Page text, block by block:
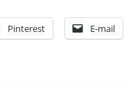
Pinterest E-mail